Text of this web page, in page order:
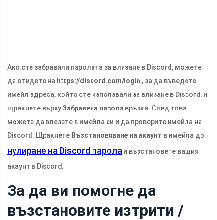
Ако сте забравили паролата за влизане в Discord, можете
да отидете на https://discord.com/login , за да въведете
имейл адреса, който сте използвали за влизане в Discord, и
щракнете върху Забравена парола връзка. След това
можете да влезете в имейла си и да проверите имейла на
Discord. Щракнете Възстановяване на акаунт в имейла до
нулиране на Discord парола и възстановете вашия
акаунт в Discord.
За да ви помогне да
възстановите изтрити /